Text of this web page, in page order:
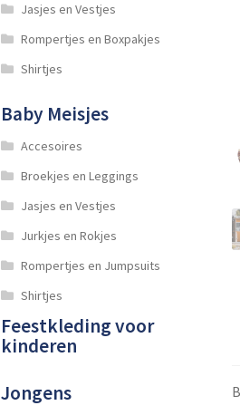
Jasjes en Vestjes
Rompertjes en Boxpakjes
Shirtjes
Baby Meisjes
Accesoires
Broekjes en Leggings
Jasjes en Vestjes
Jurkjes en Rokjes
Rompertjes en Jumpsuits
Shirtjes
Feestkleding voor
kinderen
Jongens